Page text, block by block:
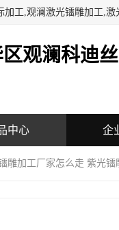
工,观澜激光镭雕加工,
观澜科迪
中心 企
雕加工厂家怎么走 紫光镭